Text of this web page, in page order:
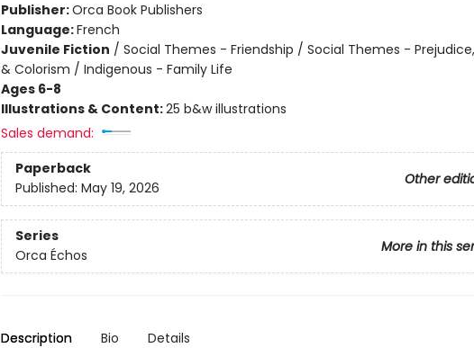
Publisher:Orca Book Publishers
Language:French
Juvenile Fiction / Social Themes - Friendship / Social Themes -
& Colorism / Indigenous - Family Life
Ages 6-8
Illustrations & Content:25 b&w illustrations
Sales demand:
Paperback
Other
Published: May 19, 2026
Series
More in this
Orca Échos
Description Bio Details